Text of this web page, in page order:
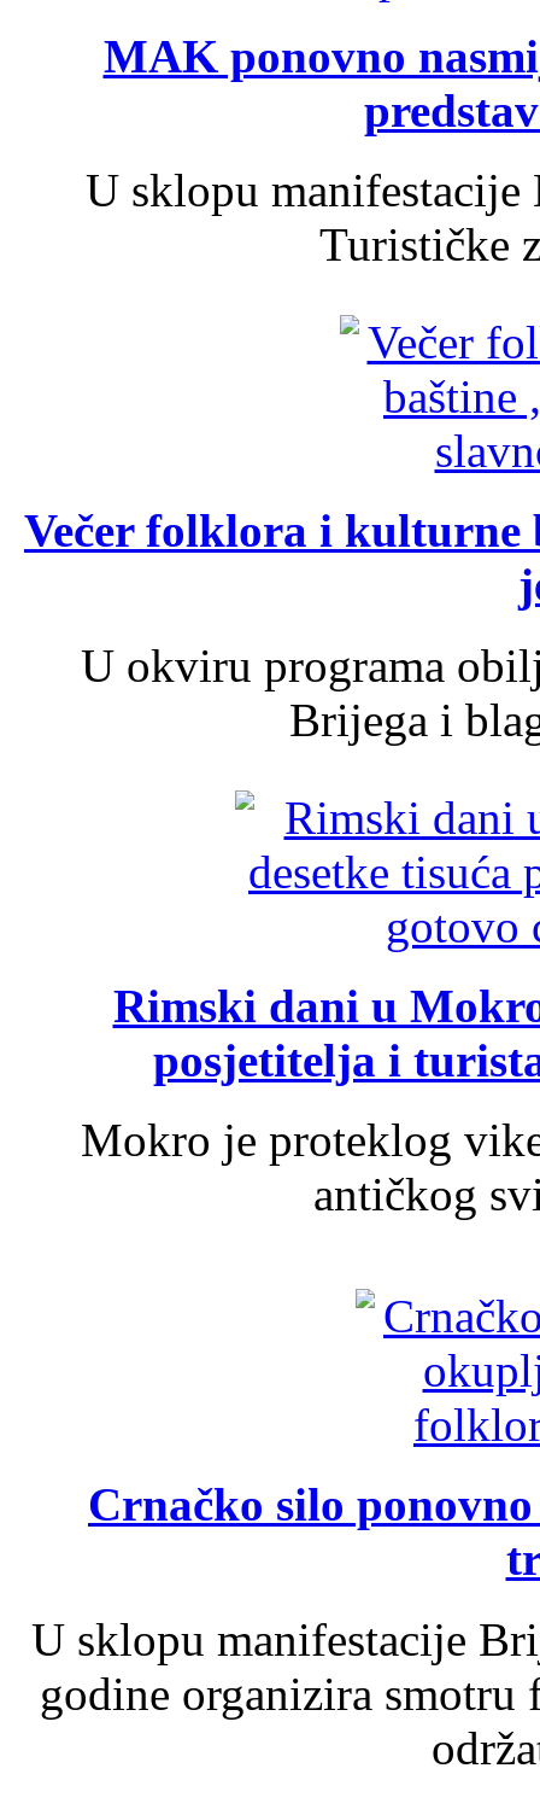
MAK ponovno
U sklopu
Turističke
Večer folklora i kulturne
U okviru programa
Brijega i
Rimski dani u
posjetitelja i
Mokro je proteklog
antičkog
Crnačko silo
U sklopu manifestacije
godine organizira